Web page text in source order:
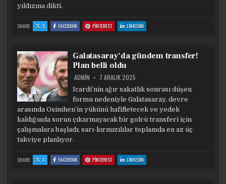
yıldızına dikti.
SHARE: X:
FENERBAHÇE,
SAMSUNSPOR’UN
TALIP
OLDU!
FACEBOOK:
FENERBAHÇE,
SAMSUNSPOR’UN
TALIP
PINTEREST:
FENERBAHÇE,
SAMSUNSPOR’UN
TALIP
LINKEDIN
FENERBAHÇE,
SAMSUNSPOR’UN
TALIP
Galatasaray’da gündem transfer!
Plan belli oldu
ADMIN 7 ARALIK 2025
Icardi’nin ağır sakatlık sonrası düşen
formu nedeniyle Galatasaray, devre
arasında Osimhen’in yükünü hafifletecek ve yedek
kaldığında sorun çıkarmayacak bir golcü transferi için
çalışmalara başladı; sarı-kırmızılılar toplamda en az üç
takviye planlıyor.
SHARE: X:
GALATASARAY’DA
GÜNDEM
PLAN
FACEBOOK:
GALATASARAY’DA
GÜNDEM
PLAN
PINTEREST:
GALATASARAY’DA
GÜNDEM
PLAN
LINKEDIN
GALATASARAY’DA
GÜNDEM
PLAN